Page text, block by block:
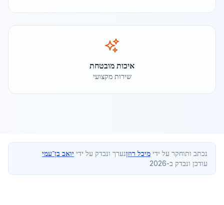
איכות מובטחת
שירות מקצועי
נכתב ותוחקר על ידי מיכל רוזןנערך ונבדק על ידי יואב בן־עמי
עודכן ונבדק ב-2026